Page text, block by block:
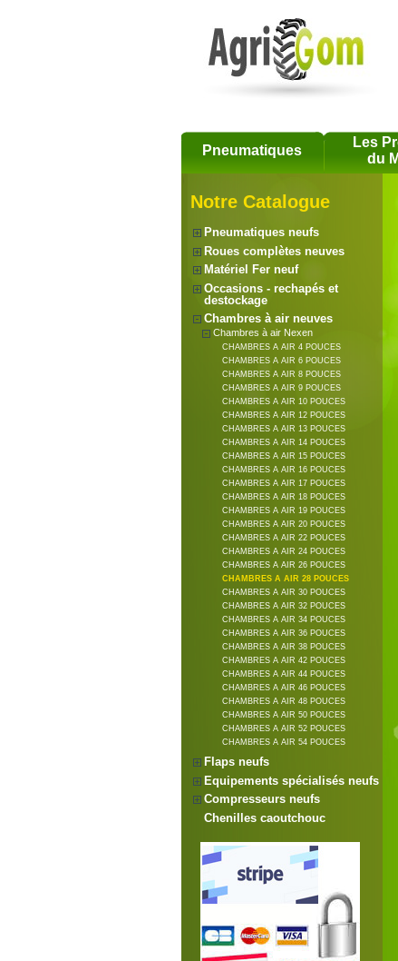
Pneumatiques
Les
du
Notre Catalogue
Pneumatiques neufs
Roues complètes neuves
Matériel Fer neuf
Occasions - rechapés et
destockage
Chambres à air neuves
Chambres à air Nexen
CHAMBRES A AIR 4 POUCES
CHAMBRES A AIR 6 POUCES
CHAMBRES A AIR 8 POUCES
CHAMBRES A AIR 9 POUCES
CHAMBRES A AIR 10 POUCES
CHAMBRES A AIR 12 POUCES
CHAMBRES A AIR 13 POUCES
CHAMBRES A AIR 14 POUCES
CHAMBRES A AIR 15 POUCES
CHAMBRES A AIR 16 POUCES
CHAMBRES A AIR 17 POUCES
CHAMBRES A AIR 18 POUCES
CHAMBRES A AIR 19 POUCES
CHAMBRES A AIR 20 POUCES
CHAMBRES A AIR 22 POUCES
CHAMBRES A AIR 24 POUCES
CHAMBRES A AIR 26 POUCES
CHAMBRES A AIR 28 POUCES
CHAMBRES A AIR 30 POUCES
CHAMBRES A AIR 32 POUCES
CHAMBRES A AIR 34 POUCES
CHAMBRES A AIR 36 POUCES
CHAMBRES A AIR 38 POUCES
CHAMBRES A AIR 42 POUCES
CHAMBRES A AIR 44 POUCES
CHAMBRES A AIR 46 POUCES
CHAMBRES A AIR 48 POUCES
CHAMBRES A AIR 50 POUCES
CHAMBRES A AIR 52 POUCES
CHAMBRES A AIR 54 POUCES
Flaps neufs
Equipements spécialisés neufs
Compresseurs neufs
Chenilles caoutchouc